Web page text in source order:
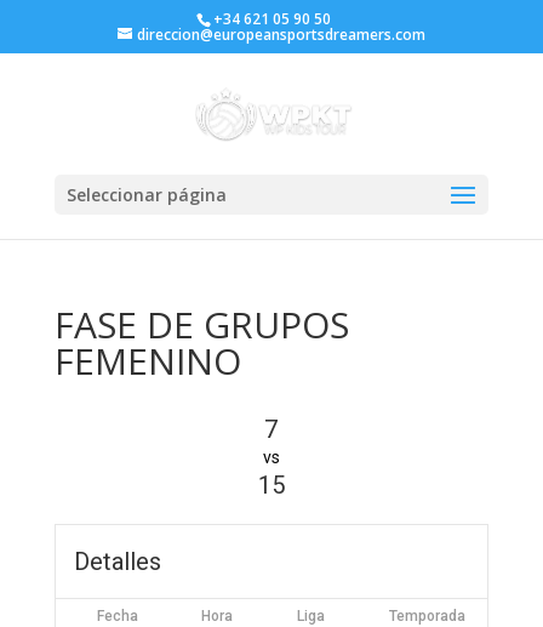
+34 621 05 90 50
direccion@europeansportsdreamers.com
Seleccionar página
FASE DE GRUPOS
FEMENINO
7
vs
15
Detalles
Fecha Hora Liga Temporada